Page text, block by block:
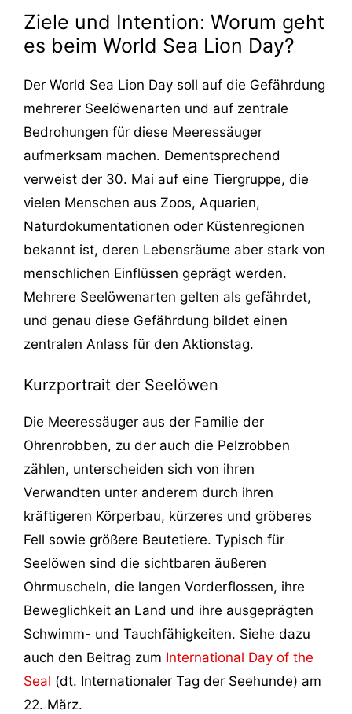
Ziele und Intention: Worum geht
es beim World Sea Lion Day?
Der World Sea Lion Day soll auf die Gefährdung
mehrerer Seelöwenarten und auf zentrale
Bedrohungen für diese Meeressäuger
aufmerksam machen. Dementsprechend
verweist der 30. Mai auf eine Tiergruppe, die
vielen Menschen aus Zoos, Aquarien,
Naturdokumentationen oder Küstenregionen
bekannt ist, deren Lebensräume aber stark von
menschlichen Einflüssen geprägt werden.
Mehrere Seelöwenarten gelten als gefährdet,
und genau diese Gefährdung bildet einen
zentralen Anlass für den Aktionstag.
Kurzportrait der Seelöwen
Die Meeressäuger aus der Familie der
Ohrenrobben, zu der auch die Pelzrobben
zählen, unterscheiden sich von ihren
Verwandten unter anderem durch ihren
kräftigeren Körperbau, kürzeres und gröberes
Fell sowie größere Beutetiere. Typisch für
Seelöwen sind die sichtbaren äußeren
Ohrmuscheln, die langen Vorderflossen, ihre
Beweglichkeit an Land und ihre ausgeprägten
Schwimm- und Tauchfähigkeiten. Siehe dazu
auch den Beitrag zum International Day of the
Seal (dt. Internationaler Tag der Seehunde) am
22. März.